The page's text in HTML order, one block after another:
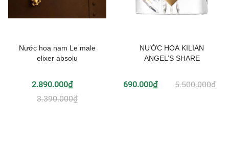
Nước hoa nam Le male
elixer absolu
2.890.000₫
3.390.000₫
NƯỚC HOA KILIAN
ANGEL’S SHARE
690.000₫ 5.500.000₫